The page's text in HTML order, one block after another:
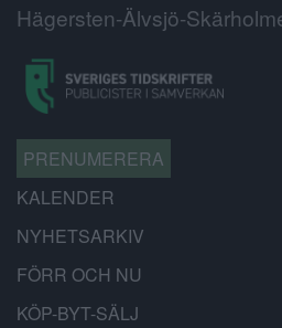
Hägersten-Älvsjö-
PRENUMERERA
KALENDER
NYHETSARKIV
FÖRR OCH NU
KÖP-BYT-SÄLJ